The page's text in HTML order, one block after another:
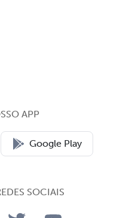
APP
Google Play
SOCIAIS